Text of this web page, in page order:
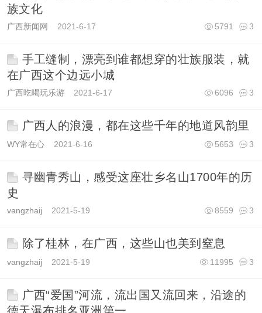
族文化
广西新闻网 2021-6-17 3
5791
手工缝制，漂亮到谁都想穿的壮族服装，就
在广西这个边远小城
广西吃喝玩乐游2021-6-17 3
6096
广西人的浪漫，都在这些千年的地道风韵里
WY常在心2021-6-16 3
5653
寻幽青秀山，感受这座壮乡名山1700年的历
史
vangzhaij 2021-5-19 3
8559
除了桂林，在广西，这些山也美到窒息
vangzhaij 2021-5-19 3
11995
广西“爱国”河流，流出国又流回来，沿途的